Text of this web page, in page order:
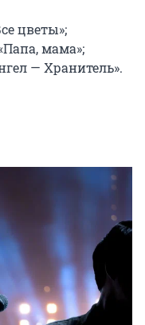
цветы»;
мама»;
— Хранитель».